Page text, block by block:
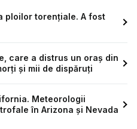
ploilor torențiale. A fost
care a distrus un oraș din
și mii de dispăruți
Meteorologii
în Arizona și Nevada